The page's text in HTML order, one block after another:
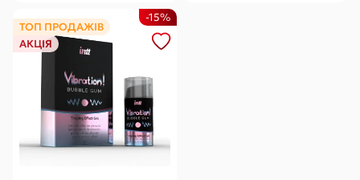
ТОП ПРОДАЖІВ
АКЦІЯ
-15%